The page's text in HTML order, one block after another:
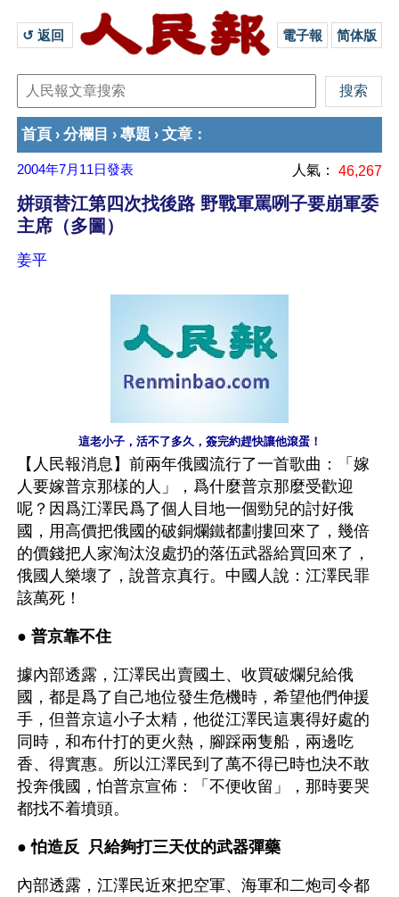
↺ 返回 電子報 简体版
首頁 › 分欄目 › 專題 › 文章 ：
2004年7月11日發表 人氣： 46,267
姘頭替江第四次找後路 野戰軍罵咧子要崩軍委
主席（多圖）
姜平
這老小子，活不了多久，簽完約趕快讓他滾蛋！
【人民報消息】前兩年俄國流行了一首歌曲：「嫁
人要嫁普京那樣的人」，爲什麼普京那麼受歡迎
呢？因爲江澤民爲了個人目地一個勁兒的討好俄
國，用高價把俄國的破銅爛鐵都劃摟回來了，幾倍
的價錢把人家淘汰沒處扔的落伍武器給買回來了，
俄國人樂壞了，說普京真行。中國人說：江澤民罪
該萬死！
● 普京靠不住
據內部透露，江澤民出賣國土、收買破爛兒給俄
國，都是爲了自己地位發生危機時，希望他們伸援
手，但普京這小子太精，他從江澤民這裏得好處的
同時，和布什打的更火熱，腳踩兩隻船，兩邊吃
香、得實惠。所以江澤民到了萬不得已時也決不敢
投奔俄國，怕普京宣佈：「不便收留」，那時要哭
都找不着墳頭。
● 怕造反  只給夠打三天仗的武器彈藥
內部透露，江澤民近來把空軍、海軍和二炮司令都